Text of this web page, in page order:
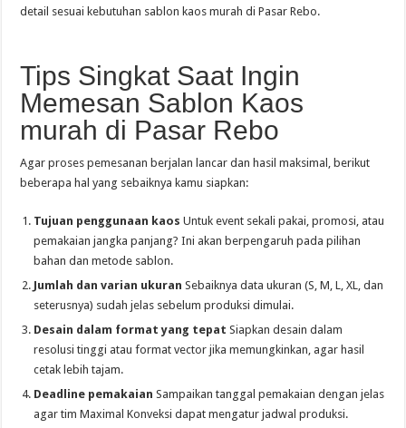
detail sesuai kebutuhan sablon kaos murah di Pasar Rebo.
Tips Singkat Saat Ingin
Memesan Sablon Kaos
murah di Pasar Rebo
Agar proses pemesanan berjalan lancar dan hasil maksimal, berikut
beberapa hal yang sebaiknya kamu siapkan:
Tujuan penggunaan kaos Untuk event sekali pakai, promosi, atau
pemakaian jangka panjang? Ini akan berpengaruh pada pilihan
bahan dan metode sablon.
Jumlah dan varian ukuran Sebaiknya data ukuran (S, M, L, XL, dan
seterusnya) sudah jelas sebelum produksi dimulai.
Desain dalam format yang tepat Siapkan desain dalam
resolusi tinggi atau format vector jika memungkinkan, agar hasil
cetak lebih tajam.
Deadline pemakaian Sampaikan tanggal pemakaian dengan jelas
agar tim Maximal Konveksi dapat mengatur jadwal produksi.